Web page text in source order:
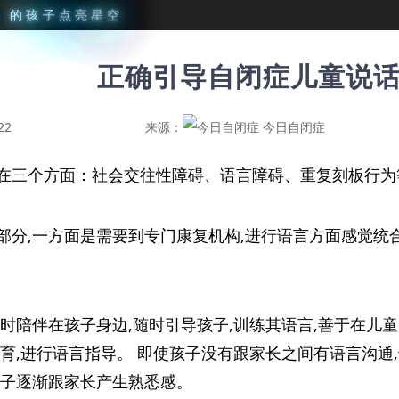
的 孩 子 点 亮 星 空
正确引导自闭症儿童说
来源： 今日自闭症
三个方面：社会交往性障碍、语言障碍、重复刻板行
分,一方面是需要到专门康复机构,进行语言方面感觉
陪伴在孩子身边,随时引导孩子,训练其语言,善于在儿
,进行语言指导。 即使孩子没有跟家长之间有语言沟
逐渐跟家长产生熟悉感。